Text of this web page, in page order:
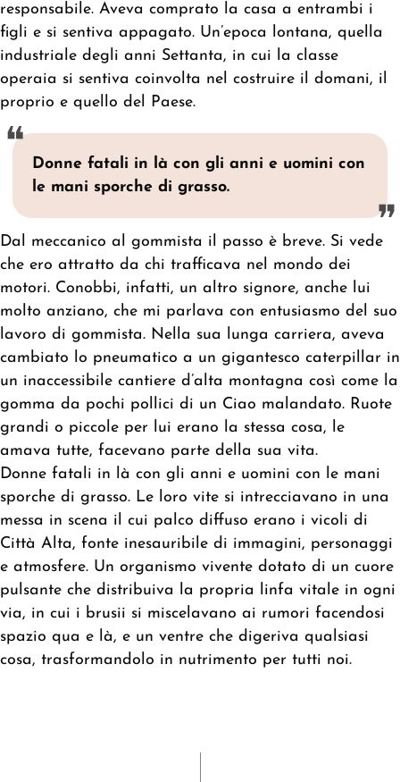
responsabile. Aveva comprato la casa a entrambi i
figli e si sentiva appagato. Un’epoca lontana, quella
industriale degli anni Settanta, in cui la classe
operaia si sentiva coinvolta nel costruire il domani, il
proprio e quello del Paese.
Donne fatali in là con gli anni e uomini con
le mani sporche di grasso.
Dal meccanico al gommista il passo è breve. Si vede
che ero attratto da chi trafficava nel mondo dei
motori. Conobbi, infatti, un altro signore, anche lui
molto anziano, che mi parlava con entusiasmo del suo
lavoro di gommista. Nella sua lunga carriera, aveva
cambiato lo pneumatico a un gigantesco caterpillar in
un inaccessibile cantiere d’alta montagna così come la
gomma da pochi pollici di un Ciao malandato. Ruote
grandi o piccole per lui erano la stessa cosa, le
amava tutte, facevano parte della sua vita.
Donne fatali in là con gli anni e uomini con le mani
sporche di grasso. Le loro vite si intrecciavano in una
messa in scena il cui palco diffuso erano i vicoli di
Città Alta, fonte inesauribile di immagini, personaggi
e atmosfere. Un organismo vivente dotato di un cuore
pulsante che distribuiva la propria linfa vitale in ogni
via, in cui i brusii si miscelavano ai rumori facendosi
spazio qua e là, e un ventre che digeriva qualsiasi
cosa, trasformandolo in nutrimento per tutti noi.